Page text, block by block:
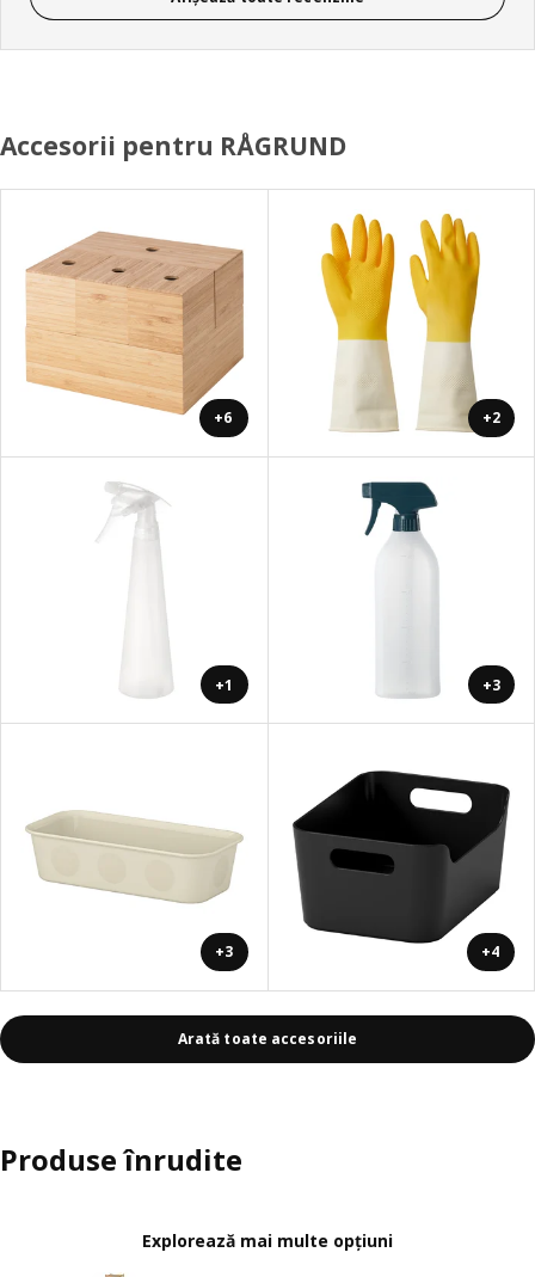
Accesorii pentru RÅGRUND
+6 +2
+1 +3
+3 +4
Arată toate accesoriile
Produse înrudite
Explorează mai multe opțiuni